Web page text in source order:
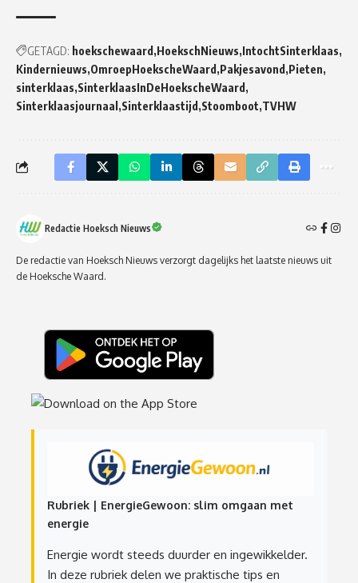
GETAGD: hoekschewaard HoekschNieuws IntochtSinterklaas
Kindernieuws OmroepHoekscheWaard Pakjesavond Pieten
sinterklaas SinterklaasInDeHoekscheWaard
Sinterklaasjournaal Sinterklaastijd Stoomboot TVHW
Redactie Hoeksch Nieuws
De redactie van Hoeksch Nieuws verzorgt dagelijks het laatste nieuws uit
de Hoeksche Waard.
Rubriek | EnergieGewoon: slim omgaan met
energie
Energie wordt steeds duurder en ingewikkelder.
In deze rubriek delen we praktische tips en